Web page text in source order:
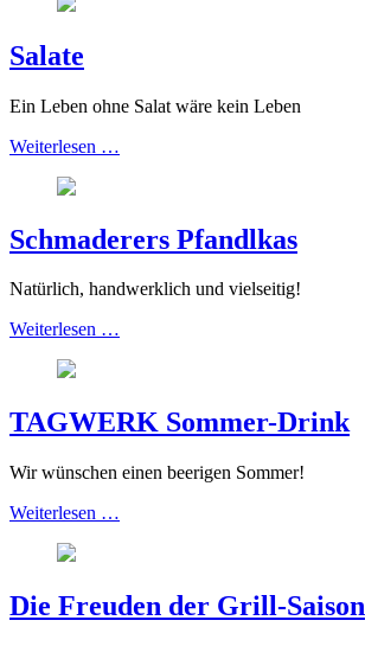
Salate
Ein Leben ohne Salat wäre kein Leben
Weiterlesen …
Schmaderers Pfandlkas
Natürlich, handwerklich und vielseitig!
Weiterlesen …
TAGWERK Sommer-Drink
Wir wünschen einen beerigen Sommer!
Weiterlesen …
Die Freuden der Grill-Saison